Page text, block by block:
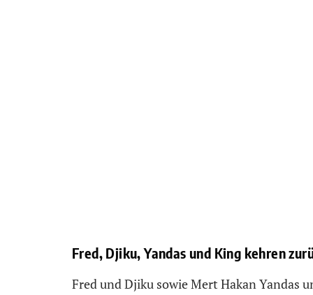
Fred, Djiku, Yandas und King kehren
Fred und Djiku sowie Mert Hakan Yandas